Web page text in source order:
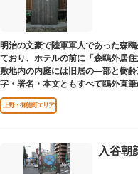
明治の文豪で陸軍軍人であった森
ており、ホテルの前に「森鴎外居
敷地内の内庭には旧居の―部と樹
字・署名・本文ともすべて鴎外直
文学碑も建っています。
上野・御徒町エリア
入谷朝